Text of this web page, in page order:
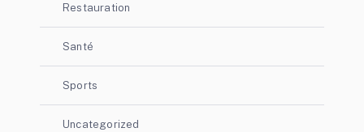
Restauration
Santé
Sports
Uncategorized